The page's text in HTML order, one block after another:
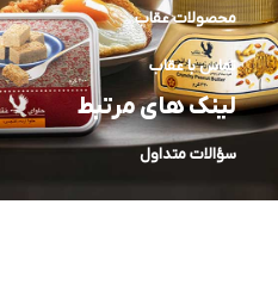
محصولات عقاب
تماس با عقاب
لینک های مرتبط
سؤالات متداول